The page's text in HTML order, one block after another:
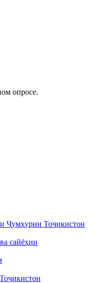
опросе.
Ҷумҳурии Тоҷикистон
сайёҳии